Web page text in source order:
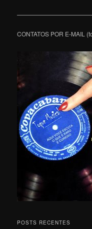
CONTATOS POR E-MAIL
POSTS RECENTES